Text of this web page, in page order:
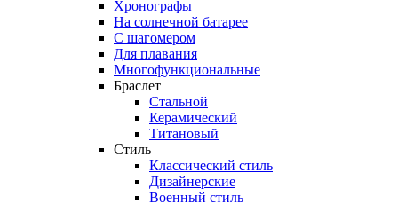
Хронографы
На солнечной батарее
С шагомером
Для плавания
Многофункциональные
Браслет
Стальной
Керамический
Титановый
Стиль
Классический стиль
Дизайнерские
Военный стиль